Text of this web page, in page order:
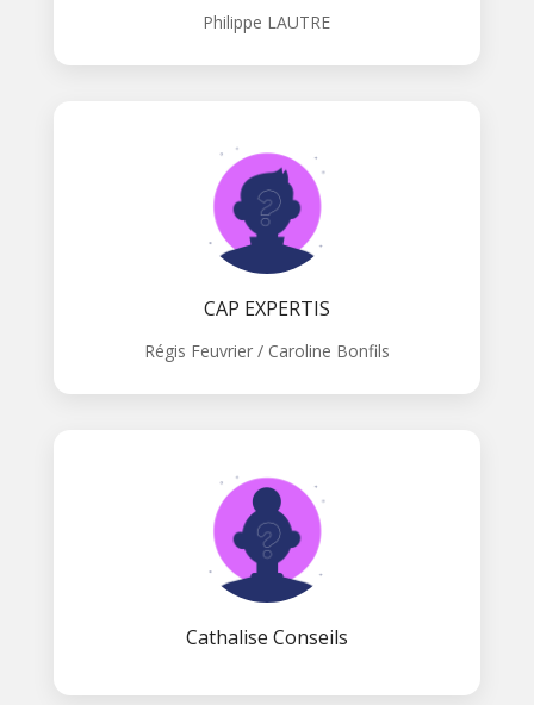
Philippe LAUTRE
CAP EXPERTIS
Régis Feuvrier / Caroline Bonfils
Cathalise Conseils